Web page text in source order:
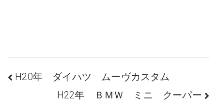
投
H20年 ダイハツ ムーヴカスタム
H22年 ＢＭＷ ミニ クーパー